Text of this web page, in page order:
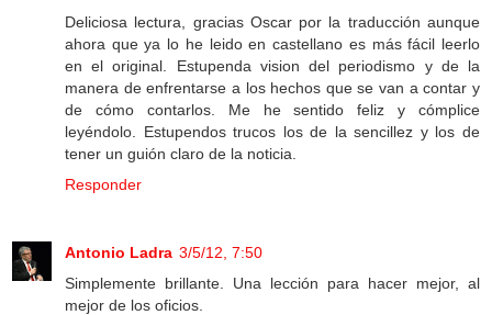
Deliciosa lectura, gracias Oscar por la traducción aunque
ahora que ya lo he leido en castellano es más fácil leerlo
en el original. Estupenda vision del periodismo y de la
manera de enfrentarse a los hechos que se van a contar y
de cómo contarlos. Me he sentido feliz y cómplice
leyéndolo. Estupendos trucos los de la sencillez y los de
tener un guión claro de la noticia.
Responder
Antonio Ladra 3/5/12, 7:50
Simplemente brillante. Una lección para hacer mejor, al
mejor de los oficios.